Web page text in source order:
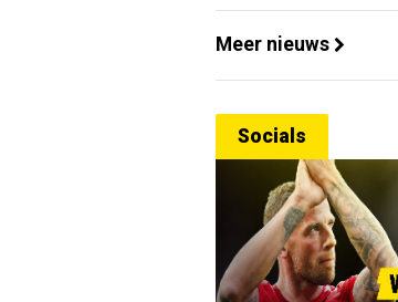
Meer nieuws
Socials